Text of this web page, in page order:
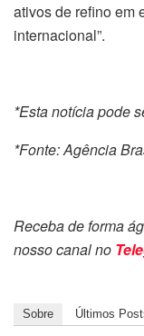
ativos de refino em
internacional”.
*Esta notícia pode
*Fonte: Agência
Receba de forma
nosso canal no
Sobre Últimos